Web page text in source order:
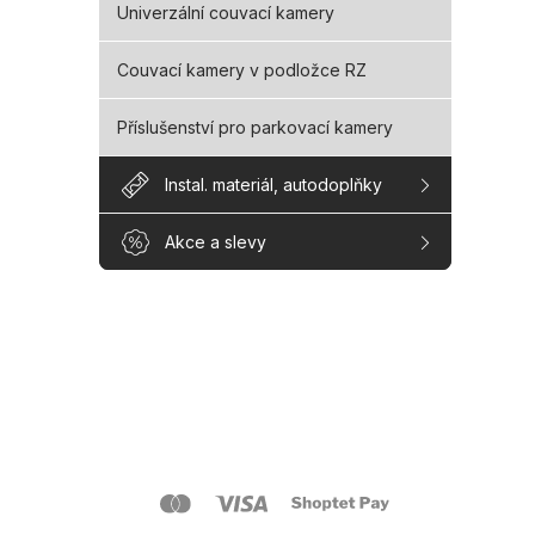
Univerzální couvací kamery
Couvací kamery v podložce RZ
Příslušenství pro parkovací kamery
Instal. materiál, autodoplňky
Akce a slevy